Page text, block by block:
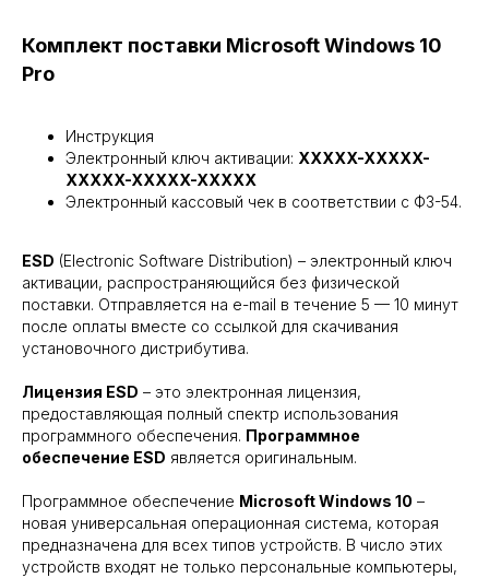
Комплект поставки Microsoft Windows 10
Pro
Инструкция
Электронный ключ активации: XXXXX-XXXXX-
XXXXX-XXXXX-XXXXX
Электронный кассовый чек в соответствии с ФЗ-54.
ESD (Electronic Software Distribution) – электронный ключ
активации, распространяющийся без физической
поставки. Отправляется на e-mail в течение 5 — 10 минут
после оплаты вместе со ссылкой для скачивания
установочного дистрибутива.
Лицензия ESD – это электронная лицензия,
предоставляющая полный спектр использования
программного обеспечения. Программное
обеспечение ESD является оригинальным.
Программное обеспечение Microsoft Windows 10 –
новая универсальная операционная система, которая
предназначена для всех типов устройств. В число этих
устройств входят не только персональные компьютеры,